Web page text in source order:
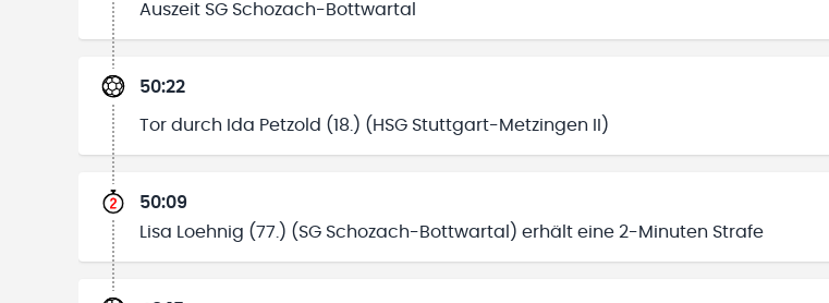
Auszeit SG Schozach-Bottwartal
50:22
Tor durch Ida Petzold (18.) (HSG Stuttgart-Metzingen II)
50:09
Lisa Loehnig (77.) (SG Schozach-Bottwartal) erhält eine 2-Minuten Strafe